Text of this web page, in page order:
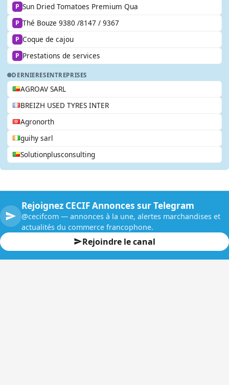
P Sun Dried Tomatoes Premium Qua
P Thé Bouze 9380 /8147 / 9367
P Coque de cajou
P Prestations de services
DERNIERESENTREPRISES
AGROAV SARL
BREIZH USED TYRES INTER
Agronorth
guihy sarl
Solutionplusconsulting
Rejoignez CECIF Annonces sur Telegram
@cecifcom — annonces à la une, alertes marchandises et
actualités du commerce francophone.
Rejoindre le canal